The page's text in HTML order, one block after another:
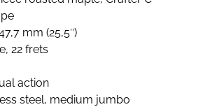
mm (25,5″)
22 frets
action
steel, medium jumbo